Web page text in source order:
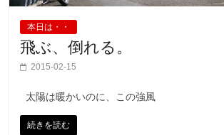
本日は・・
飛ぶ、倒れる。
2015-02-15
太陽は暖かいのに、この強風
続きを読む